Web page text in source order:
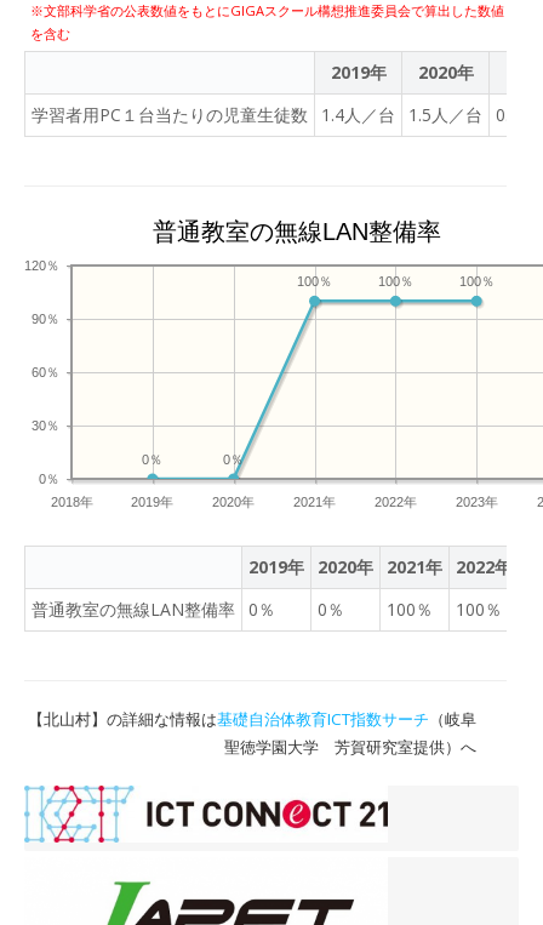
※文部科学省の公表数値をもとにGIGAスクール構想推進委員会で算出した数値
を含む
2019年 2020年
学習者用PC１台当たりの児童生徒数
1.4人／台 1.5人／台 0.4人
普通教室の無線LAN整備率
2018年 2019年 2020年 2021年 2022年 2023年
0％
30％
60％
90％
120％
100％
100％
100％
0％
0％
2019年 2020年 2021年 2022年
普通教室の無線LAN整備率 0％ 0％ 100％ 100％
【北山村】の詳細な情報は基礎自治体教育ICT指数サーチ （岐阜
聖徳学園大学 芳賀研究室提供）へ